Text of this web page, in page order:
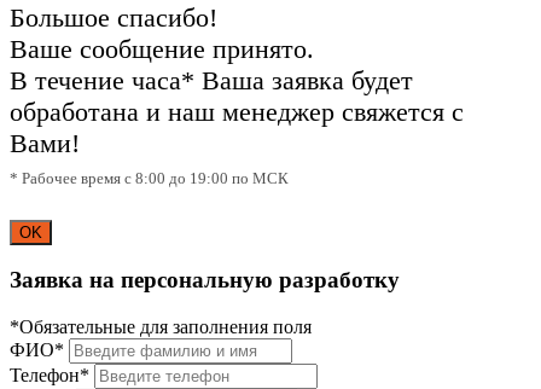
Большое спасибо!
Ваше сообщение принято.
В течение часа* Ваша заявка будет
обработана и наш менеджер свяжется с
Вами!
* Рабочее время с 8:00 до 19:00 по МСК
OK
Заявка на персональную разработку
*Обязательные для заполнения поля
ФИО*
Телефон*